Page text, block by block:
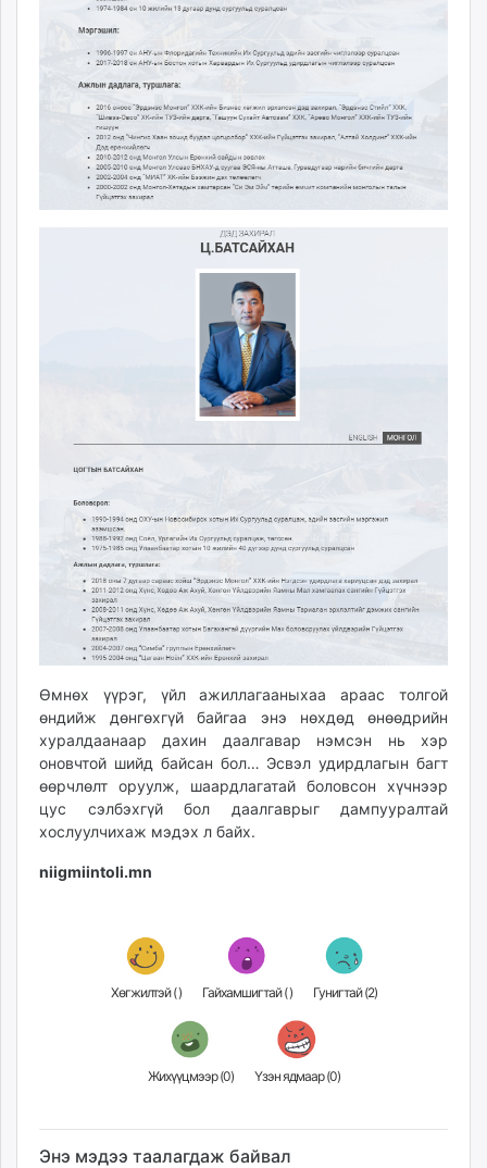
Өмнөх үүрэг, үйл ажиллагааныхаа араас толгой
өндийж дөнгөхгүй байгаа энэ нөхдөд өнөөдрийн
хуралдаанаар дахин даалгавар нэмсэн нь хэр
оновчтой шийд байсан бол… Эсвэл удирдлагын багт
өөрчлөлт оруулж, шаардлагатай боловсон хүчнээр
цус сэлбэхгүй бол даалгаврыг дампууралтай
хослуулчихаж мэдэх л байх.
niigmiintoli.mn
Хөгжилтэй () Гайхамшигтай () Гунигтай (2)
Жихүүцмээр (0) Үзэн ядмаар (0)
Энэ мэдээ таалагдаж байвал